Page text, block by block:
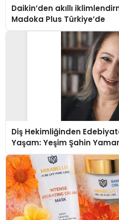
Daikin’den akıllı
Madoka Plus Türkiye’de
Diş Hekimliğinden
Yaşam: Yeşim Şahin